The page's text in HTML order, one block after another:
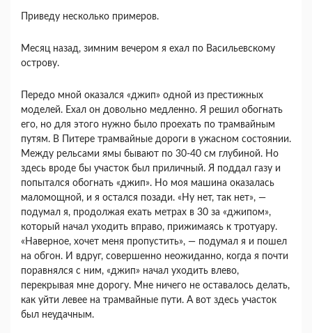
Приведу несколько примеров.
Месяц назад, зимним вечером я ехал по Васи­льевскому
острову.
Передо мной оказался «джип» одной из пре­стижных
моделей. Ехал он довольно медленно. Я решил обогнать
его, но для этого нужно было проехать по трамвайным
путям. В Питере трам­вайные дороги в ужасном состоянии.
Между рель­сами ямы бывают по 30-40 см глубиной. Но
здесь вроде бы участок был приличный. Я поддал газу и
попытался обогнать «джип». Но моя машина ока­залась
маломощной, и я остался позади. «Ну нет, так нет», —
подумал я, продолжая ехать метрах в 30 за «джипом»,
который начал уходить вправо, прижимаясь к тротуару.
«Наверное, хочет меня пропустить», — подумал я и пошел
на обгон. И вдруг, совершенно неожиданно, когда я почти
поравнялся с ним, «джип» начал уходить влево,
перекрывая мне дорогу. Мне ничего не оставалось делать,
как уйти левее на трамвайные пути. А вот здесь участок
был неудачным.